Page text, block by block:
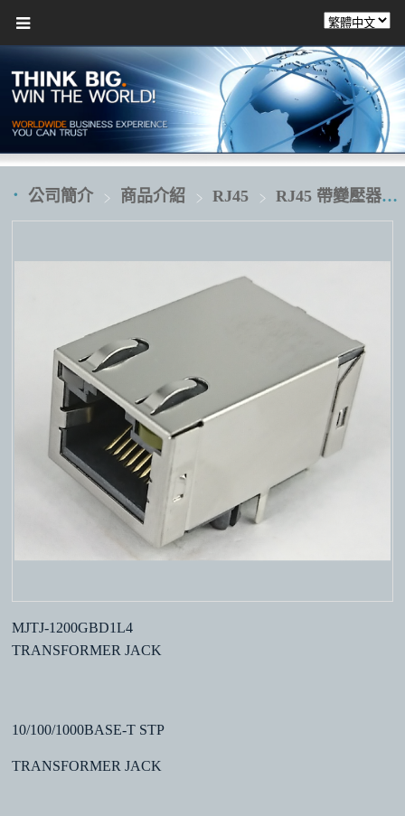
公司簡介 商品介紹 RJ45 RJ45 帶變壓器 transformer
MJTJ-1200GBD1L4
TRANSFORMER JACK
10/100/1000BASE-T STP
TRANSFORMER JACK